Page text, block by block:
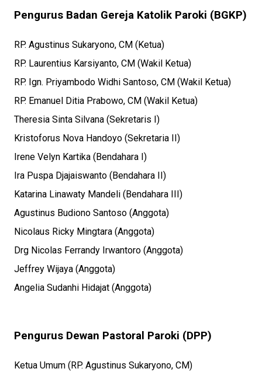
Pengurus Badan Gereja Katolik Paroki (BGKP)
RP. Agustinus Sukaryono, CM (Ketua)
RP. Laurentius Karsiyanto, CM (Wakil Ketua)
RP. Ign. Priyambodo Widhi Santoso, CM (Wakil Ketua)
RP. Emanuel Ditia Prabowo, CM (Wakil Ketua)
Theresia Sinta Silvana (Sekretaris I)
Kristoforus Nova Handoyo (Sekretaria II)
Irene Velyn Kartika (Bendahara I)
Ira Puspa Djajaiswanto (Bendahara II)
Katarina Linawaty Mandeli (Bendahara III)
Agustinus Budiono Santoso (Anggota)
Nicolaus Ricky Mingtara (Anggota)
Drg Nicolas Ferrandy Irwantoro (Anggota)
Jeffrey Wijaya (Anggota)
Angelia Sudanhi Hidajat (Anggota)
Pengurus Dewan Pastoral Paroki (DPP)
Ketua Umum (RP. Agustinus Sukaryono, CM)